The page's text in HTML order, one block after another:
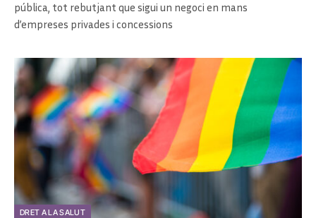
pública, tot rebutjant que sigui un negoci en mans
d’empreses privades i concessions
DRET A LA SALUT